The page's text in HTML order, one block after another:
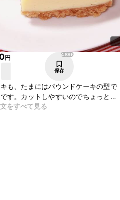
円 4896
保存
も、たまにはパウンドケーキの型で
す。カットしやすいのでちょっとし
。材料を混ぜて焼くだけの簡単レシ
ね。
をすべて見る